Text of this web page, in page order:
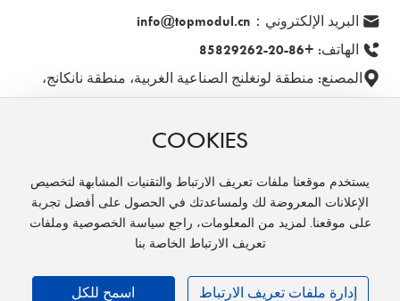
البريد الإلكتروني：info@topmodul.cn
الهاتف: +86-20-85829262
المصنع: منطقة لونغلنج الصناعية الغربية، منطقة نانكانج،
COOKIES
يستخدم موقعنا ملفات تعريف الارتباط والتقنيات المشابهة لتخصيص
الإعلانات المعروضة لك ولمساعدتك في الحصول على أفضل تجربة
على موقعنا. لمزيد من المعلومات، راجع سياسة الخصوصية وملفات
تعريف الارتباط الخاصة بنا
إدارة ملفات تعريف الارتباط اسمح للكل
حقوق النشر © 2025 شركة تونغدي للتكنولوجيا الطبية (تيانتشو)
تحسين محركات البحث محطة فرعية حضرية
رخصة العمل